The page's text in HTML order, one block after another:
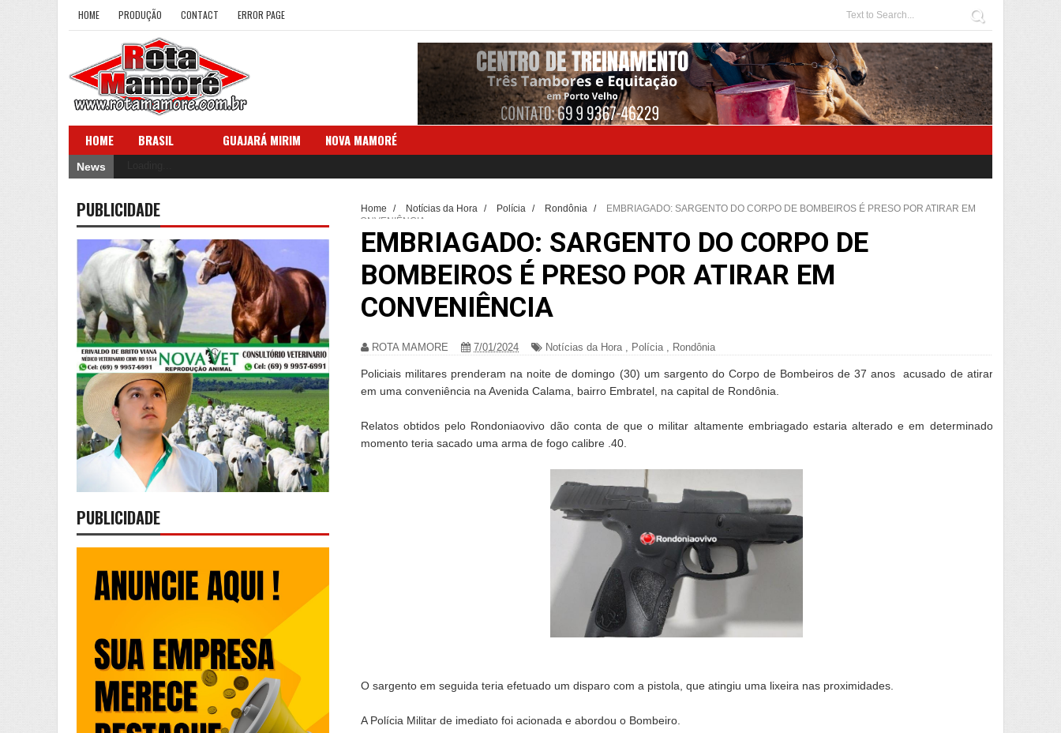
HOME PRODUÇÃO CONTACT ERROR PAGE
HOME BRASIL GUAJARÁ MIRIM NOVA MAMORÉ
News
Home / Notícias da Hora / Polícia / Rondônia /
EMBRIAGADO: SARGENTO DO CORPO DE BOMBEIROS É PRESO POR ATIRAR EM
CONVENIÊNCIA
EMBRIAGADO: SARGENTO DO CORPO DE
BOMBEIROS É PRESO POR ATIRAR EM
CONVENIÊNCIA
ROTA MAMORE 7/01/2024 Notícias da Hora, Polícia, Rondônia
Policiais militares prenderam na noite de domingo (30) um sargento do Corpo de Bombeiros de 37 anos acusado de atirar
em uma conveniência na Avenida Calama, bairro Embratel, na capital de Rondônia.
Relatos obtidos pelo Rondoniaovivo dão conta de que o militar altamente embriagado estaria alterado e em determinado
momento teria sacado uma arma de fogo calibre .40.
O sargento em seguida teria efetuado um disparo com a pistola, que atingiu uma lixeira nas proximidades.
A Polícia Militar de imediato foi acionada e abordou o Bombeiro.
PUBLICIDADE
PUBLICIDADE